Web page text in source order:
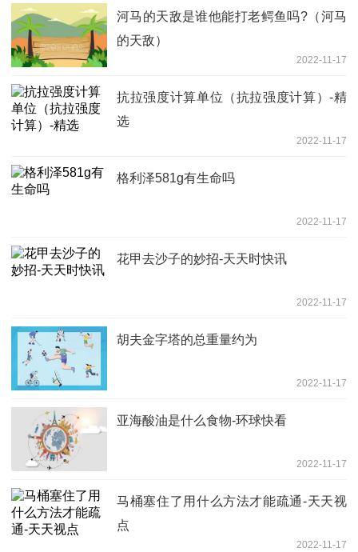
河马的天敌是谁他能打老鳄鱼吗?（河马
的天敌）
2022-11-17
抗拉强度计算单位（抗拉强度计算）-精
选
2022-11-17
格利泽581g有生命吗
2022-11-17
花甲去沙子的妙招-天天时快讯
2022-11-17
胡夫金字塔的总重量约为
2022-11-17
亚海酸油是什么食物-环球快看
2022-11-17
马桶塞住了用什么方法才能疏通-天天视
点
2022-11-17